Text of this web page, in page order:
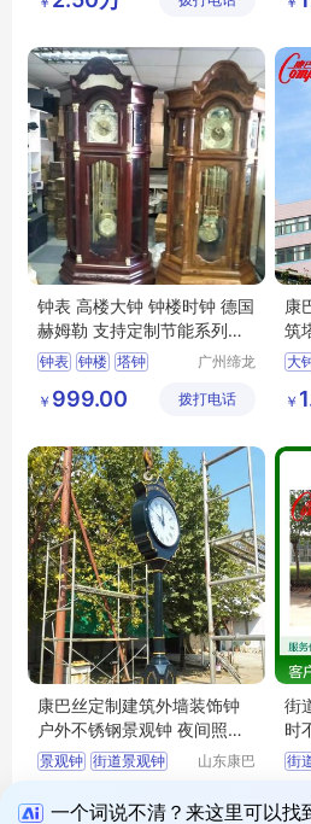
塔楼报时钟
子
钟表 高楼大钟 钟楼时钟 德国
赫姆勒 支持定制节能系列以
信为本
钟表 钟楼 塔钟
广州缔龙
公司
￥ 999.00 拨打电话
康
筑
大
￥
康巴丝定制建筑外墙装饰钟
户外不锈钢景观钟 夜间照明
防雨大钟
景观钟 街道景观钟
户外景观钟
山东康巴
限公司
￥ 2.58万 拨打电话
街
时
表
街
装
￥
一个词说不清？来这里可以找